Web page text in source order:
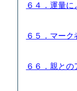
６４．運量
６５．マー
６６．親と